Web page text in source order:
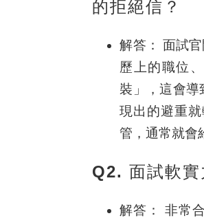
的拒絕信？
解答： 面試
歷上的職位
裝」，這會導
現出的避重
管，通常就會
Q2. 面試軟實
解答： 非常